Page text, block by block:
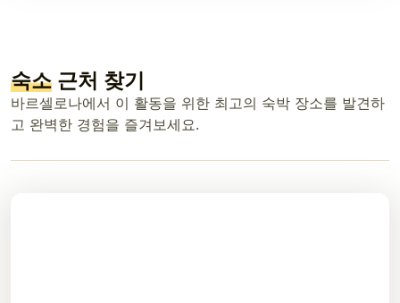
숙소 근처 찾기
바르셀로나에서 이 활동을 위한 최고의 숙박 장소를 발견하
고 완벽한 경험을 즐겨보세요.